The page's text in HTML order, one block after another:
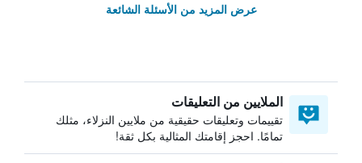
عرض المزيد من الأسئلة الشائعة
الملايين من التعليقات
تقييمات وتعليقات حقيقية من ملايين النزلاء، مثلك
تمامًا. احجز إقامتك المثالية بكل ثقة!